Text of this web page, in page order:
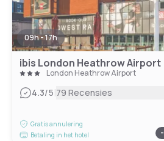
09h - 17h
ibis London Heathrow Airport
London Heathrow Airport
4.3/5|79 Recensies
Gratis annulering
Betaling in het hotel
-